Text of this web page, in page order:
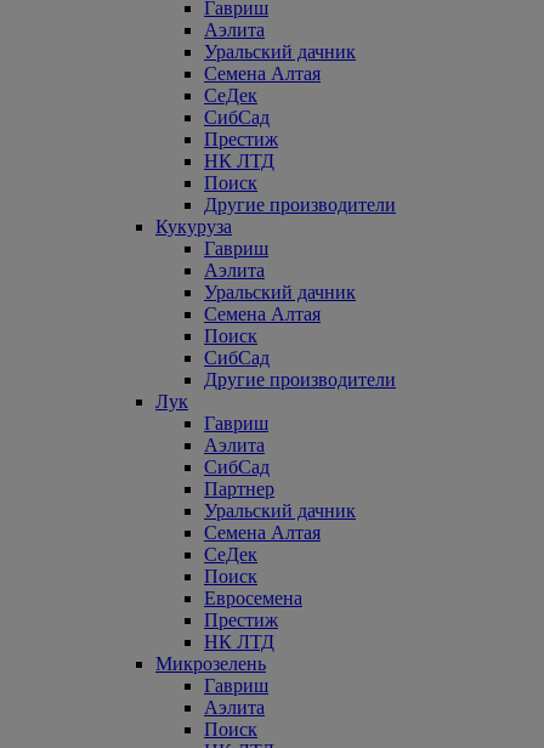
Гавриш
Аэлита
Уральский дачник
Семена Алтая
СеДек
СибСад
Престиж
НК ЛТД
Поиск
Другие производители
Кукуруза
Гавриш
Аэлита
Уральский дачник
Семена Алтая
Поиск
СибСад
Другие производители
Лук
Гавриш
Аэлита
СибСад
Партнер
Уральский дачник
Семена Алтая
СеДек
Поиск
Евросемена
Престиж
НК ЛТД
Микрозелень
Гавриш
Аэлита
Поиск